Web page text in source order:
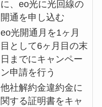
に、eo光に光回線の
開通を申し込む
eo光開通月を1ヶ月
目として6ヶ月目の末
日までにキャンペー
ン申請を行う
他社解約金違約金に
関する証明書をキャ